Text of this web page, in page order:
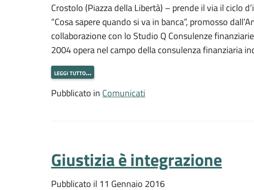
Crostolo (Piazza della Libertà) – prende il via il ciclo
“Cosa sapere quando si va in banca”, promosso
collaborazione con lo Studio Q Consulenze
2004 opera nel campo della consulenza finanziaria
leggi tutto…
Pubblicato in Comunicati
Giustizia è integrazione
Pubblicato il 11 Gennaio 2016